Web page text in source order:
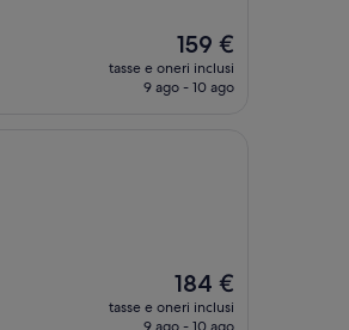
Il
prezzo
attuale
159 €
tasse e oneri inclusi
9 ago - 10 ago
Il
prezzo
attuale
184 €
tasse e oneri inclusi